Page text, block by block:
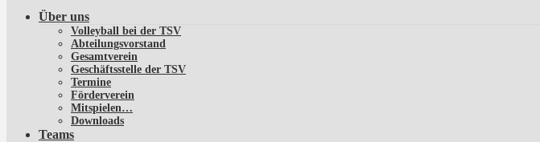
Über uns
Volleyball bei der TSV
Abteilungsvorstand
Gesamtverein
Geschäftsstelle der TSV
Termine
Förderverein
Mitspielen…
Downloads
Teams